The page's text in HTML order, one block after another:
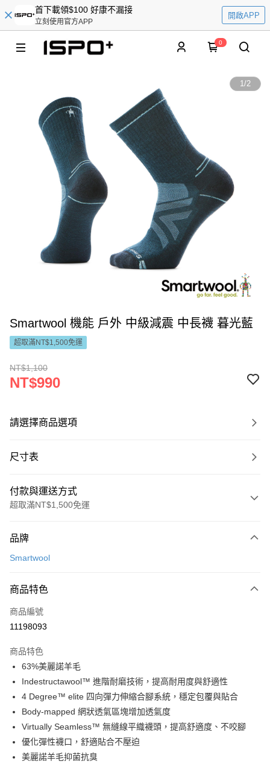
首下載領$100 好康不漏接
立刻使用官方APP
開啟APP
0
1/2
Smartwool 機能 戶外 中級減震 中長襪 暮光藍
超取滿NT$1,500免運
NT$1,100
NT$990
請選擇商品選項
尺寸表
付款與運送方式
超取滿NT$1,500免運
信用卡一次付款
Apple Pay
悠遊付
7-11取貨(快速到店)
每筆NT$100，滿NT$1,500(含以上)免運費
宅配-本島
每筆NT$100，滿NT$1,500(含以上)免運費
品牌
Smartwool
商品特色
商品編號
11198093
商品特色
63%美麗諾羊毛
Indestructawool™ 進階耐磨技術，提高耐用度與舒適性
4 Degree™ elite 四向彈力伸縮合腳系統，穩定包覆與貼合
Body-mapped 網狀透氣區塊增加透氣度
Virtually Seamless™ 無縫線平織襪頭，提高舒適度、不咬腳
優化彈性襪口，舒適貼合不壓迫
美麗諾羊毛抑菌抗臭